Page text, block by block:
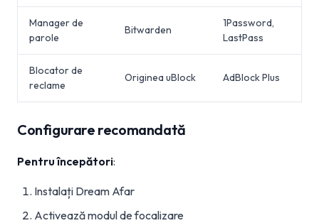
Manager de
parole
Bitwarden
1Password,
LastPass
Blocator de
reclame
Originea uBlock AdBlock Plus
Configurare recomandată
Pentru începători:
Instalați Dream Afar
Activează modul de focalizare